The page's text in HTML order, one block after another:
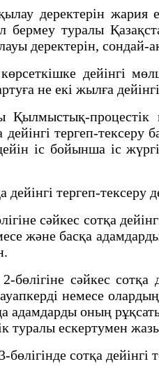
деректерін жария
туралы
деректерін, сондай-
дейінгі
не екі жылға
Қылмыстық-
тергеп-тексеру
іс бойынша іс
тергеп-тексеру
сәйкес сотқа
және басқа
сәйкес сотқа
немесе
адамдарды оның
туралы ескертумен
сотқа дейінгі